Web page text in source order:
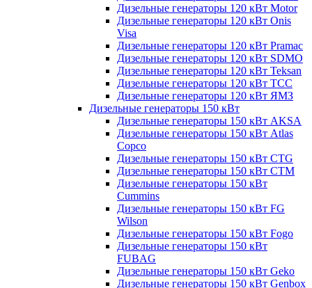
Дизельные генераторы 120 кВт Motor
Дизельные генераторы 120 кВт Onis
Visa
Дизельные генераторы 120 кВт Pramac
Дизельные генераторы 120 кВт SDMO
Дизельные генераторы 120 кВт Teksan
Дизельные генераторы 120 кВт ТСС
Дизельные генераторы 120 кВт ЯМЗ
Дизельные генераторы 150 кВт
Дизельные генераторы 150 кВт AKSA
Дизельные генераторы 150 кВт Atlas
Copco
Дизельные генераторы 150 кВт CTG
Дизельные генераторы 150 кВт CTM
Дизельные генераторы 150 кВт
Cummins
Дизельные генераторы 150 кВт FG
Wilson
Дизельные генераторы 150 кВт Fogo
Дизельные генераторы 150 кВт
FUBAG
Дизельные генераторы 150 кВт Geko
Дизельные генераторы 150 кВт Genbox